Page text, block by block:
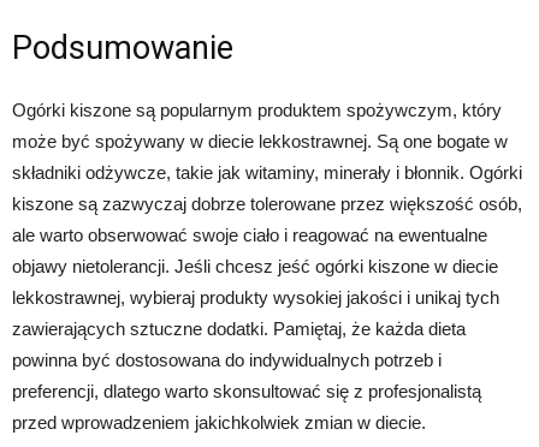
Podsumowanie
Ogórki kiszone są popularnym produktem spożywczym, który
może być spożywany w diecie lekkostrawnej. Są one bogate w
składniki odżywcze, takie jak witaminy, minerały i błonnik. Ogórki
kiszone są zazwyczaj dobrze tolerowane przez większość osób,
ale warto obserwować swoje ciało i reagować na ewentualne
objawy nietolerancji. Jeśli chcesz jeść ogórki kiszone w diecie
lekkostrawnej, wybieraj produkty wysokiej jakości i unikaj tych
zawierających sztuczne dodatki. Pamiętaj, że każda dieta
powinna być dostosowana do indywidualnych potrzeb i
preferencji, dlatego warto skonsultować się z profesjonalistą
przed wprowadzeniem jakichkolwiek zmian w diecie.